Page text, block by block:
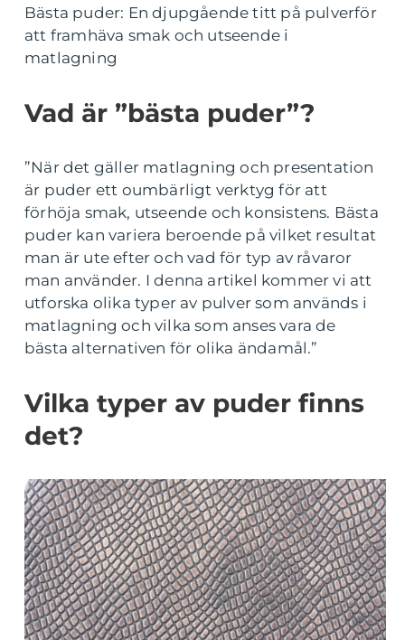
Bästa puder: En djupgående titt på pulverför
att framhäva smak och utseende i
matlagning
Vad är ”bästa puder”?
”När det gäller matlagning och presentation
är puder ett oumbärligt verktyg för att
förhöja smak, utseende och konsistens. Bästa
puder kan variera beroende på vilket resultat
man är ute efter och vad för typ av råvaror
man använder. I denna artikel kommer vi att
utforska olika typer av pulver som används i
matlagning och vilka som anses vara de
bästa alternativen för olika ändamål.”
Vilka typer av puder finns
det?